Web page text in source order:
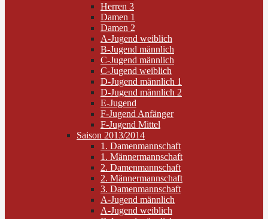
Herren 3
Damen 1
Damen 2
A-Jugend weiblich
B-Jugend männlich
C-Jugend männlich
C-Jugend weiblich
D-Jugend männlich 1
D-Jugend männlich 2
E-Jugend
F-Jugend Anfänger
F-Jugend Mittel
Saison 2013/2014
1. Damenmannschaft
1. Männermannschaft
2. Damenmannschaft
2. Männermannschaft
3. Damenmannschaft
A-Jugend männlich
A-Jugend weiblich